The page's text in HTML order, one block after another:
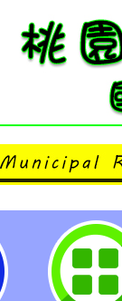
網站設